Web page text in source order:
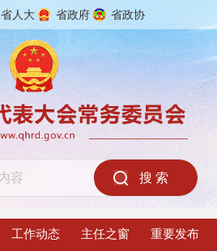
省人大 省政府 省政协
工作动态 主任之窗 重要发布